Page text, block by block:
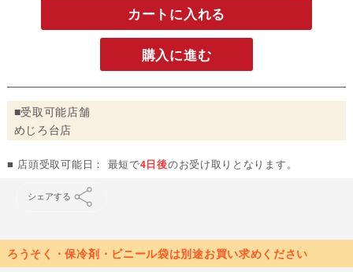
カートに入れる
購入に進む
■受取可能店舗
めじろ台店
■ 店頭受取可能日： 最短で4日後のお受け取りとなります。
シェアする
ろうそく・保冷剤・ビニール袋は別途お買い求めください